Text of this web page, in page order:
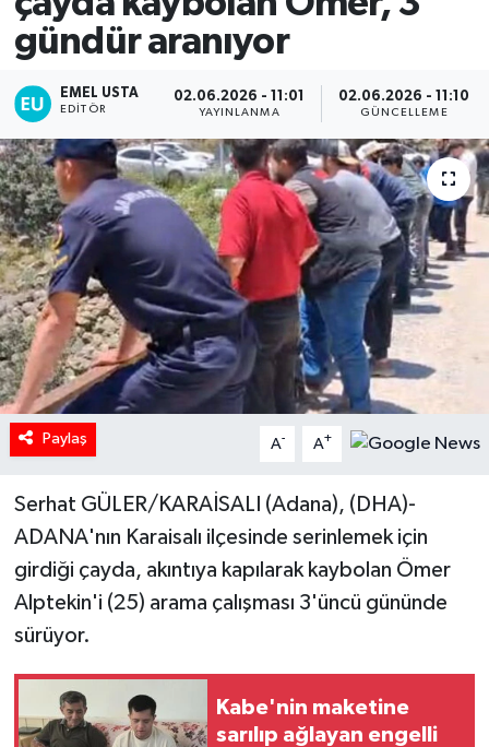
gündür aranıyor
EMEL USTA
EDITÖR
02.06.2026 - 11:01
YAYINLANMA
02.06.2026 - 11:10
GÜNCELLEME
Paylaş A- A+
Serhat GÜLER/KARAİSALI (Adana), (DHA)-
ADANA'nın Karaisalı ilçesinde serinlemek için
girdiği çayda, akıntıya kapılarak kaybolan Ömer
Alptekin'i (25) arama çalışması 3'üncü gününde
sürüyor.
Kabe'nin maketine
sarılıp ağlayan engelli